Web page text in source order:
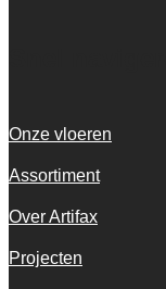
Onze vloeren
Assortiment
Over Artifax
Projecten